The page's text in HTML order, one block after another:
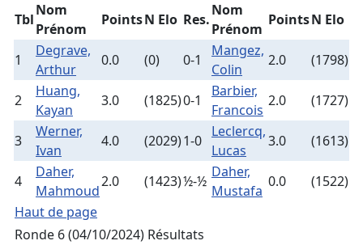
Tbl
Nom
Prénom
PointsN Elo Res.
Nom
Prénom
PointsN Elo
1
Degrave,
Arthur
0.0 (0) 0-1
Mangez,
Colin
2.0 (1798)
2
Huang,
Kayan
3.0 (1825)0-1
Barbier,
Francois
2.0 (1727)
3
Werner,
Ivan
4.0 (2029)1-0
Leclercq,
Lucas
3.0 (1613)
4
Daher,
Mahmoud
2.0 (1423)½-½
Daher,
Mustafa
0.0
(1522)
Haut de page
Ronde 6 (04/10/2024) Résultats